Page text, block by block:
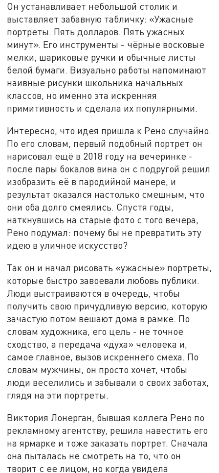
Он устанавливает небольшой столик и
выставляет забавную табличку: «Ужасные
портреты. Пять долларов. Пять ужасных
минут». Его инструменты - чёрные восковые
мелки, шариковые ручки и обычные листы
белой бумаги. Визуально работы напоминают
наивные рисунки школьника начальных
классов, но именно эта искренняя
примитивность и сделала их популярными.
Интересно, что идея пришла к Рено случайно.
По его словам, первый подобный портрет он
нарисовал ещё в 2018 году на вечеринке -
после пары бокалов вина он с подругой решил
изобразить её в пародийной манере, и
результат оказался настолько смешным, что
они оба долго смеялись. Спустя годы,
наткнувшись на старые фото с того вечера,
Рено подумал: почему бы не превратить эту
идею в уличное искусство?
Так он и начал рисовать «ужасные» портреты,
которые быстро завоевали любовь публики.
Люди выстраиваются в очередь, чтобы
получить свою причудливую версию, которую
зачастую потом вешают дома в рамке. По
словам художника, его цель - не точное
сходство, а передача «духа» человека и,
самое главное, вызов искреннего смеха. По
словам мужчины, он просто хочет, чтобы
люди веселились и забывали о своих заботах,
глядя на эти портреты.
Виктория Лонерган, бывшая коллега Рено по
рекламному агентству, решила навестить его
на ярмарке и тоже заказать портрет. Сначала
она пыталась не смотреть на то, что он
творит с ее лицом, но когда увидела